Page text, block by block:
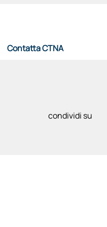
Contatta CTNA
condividi su